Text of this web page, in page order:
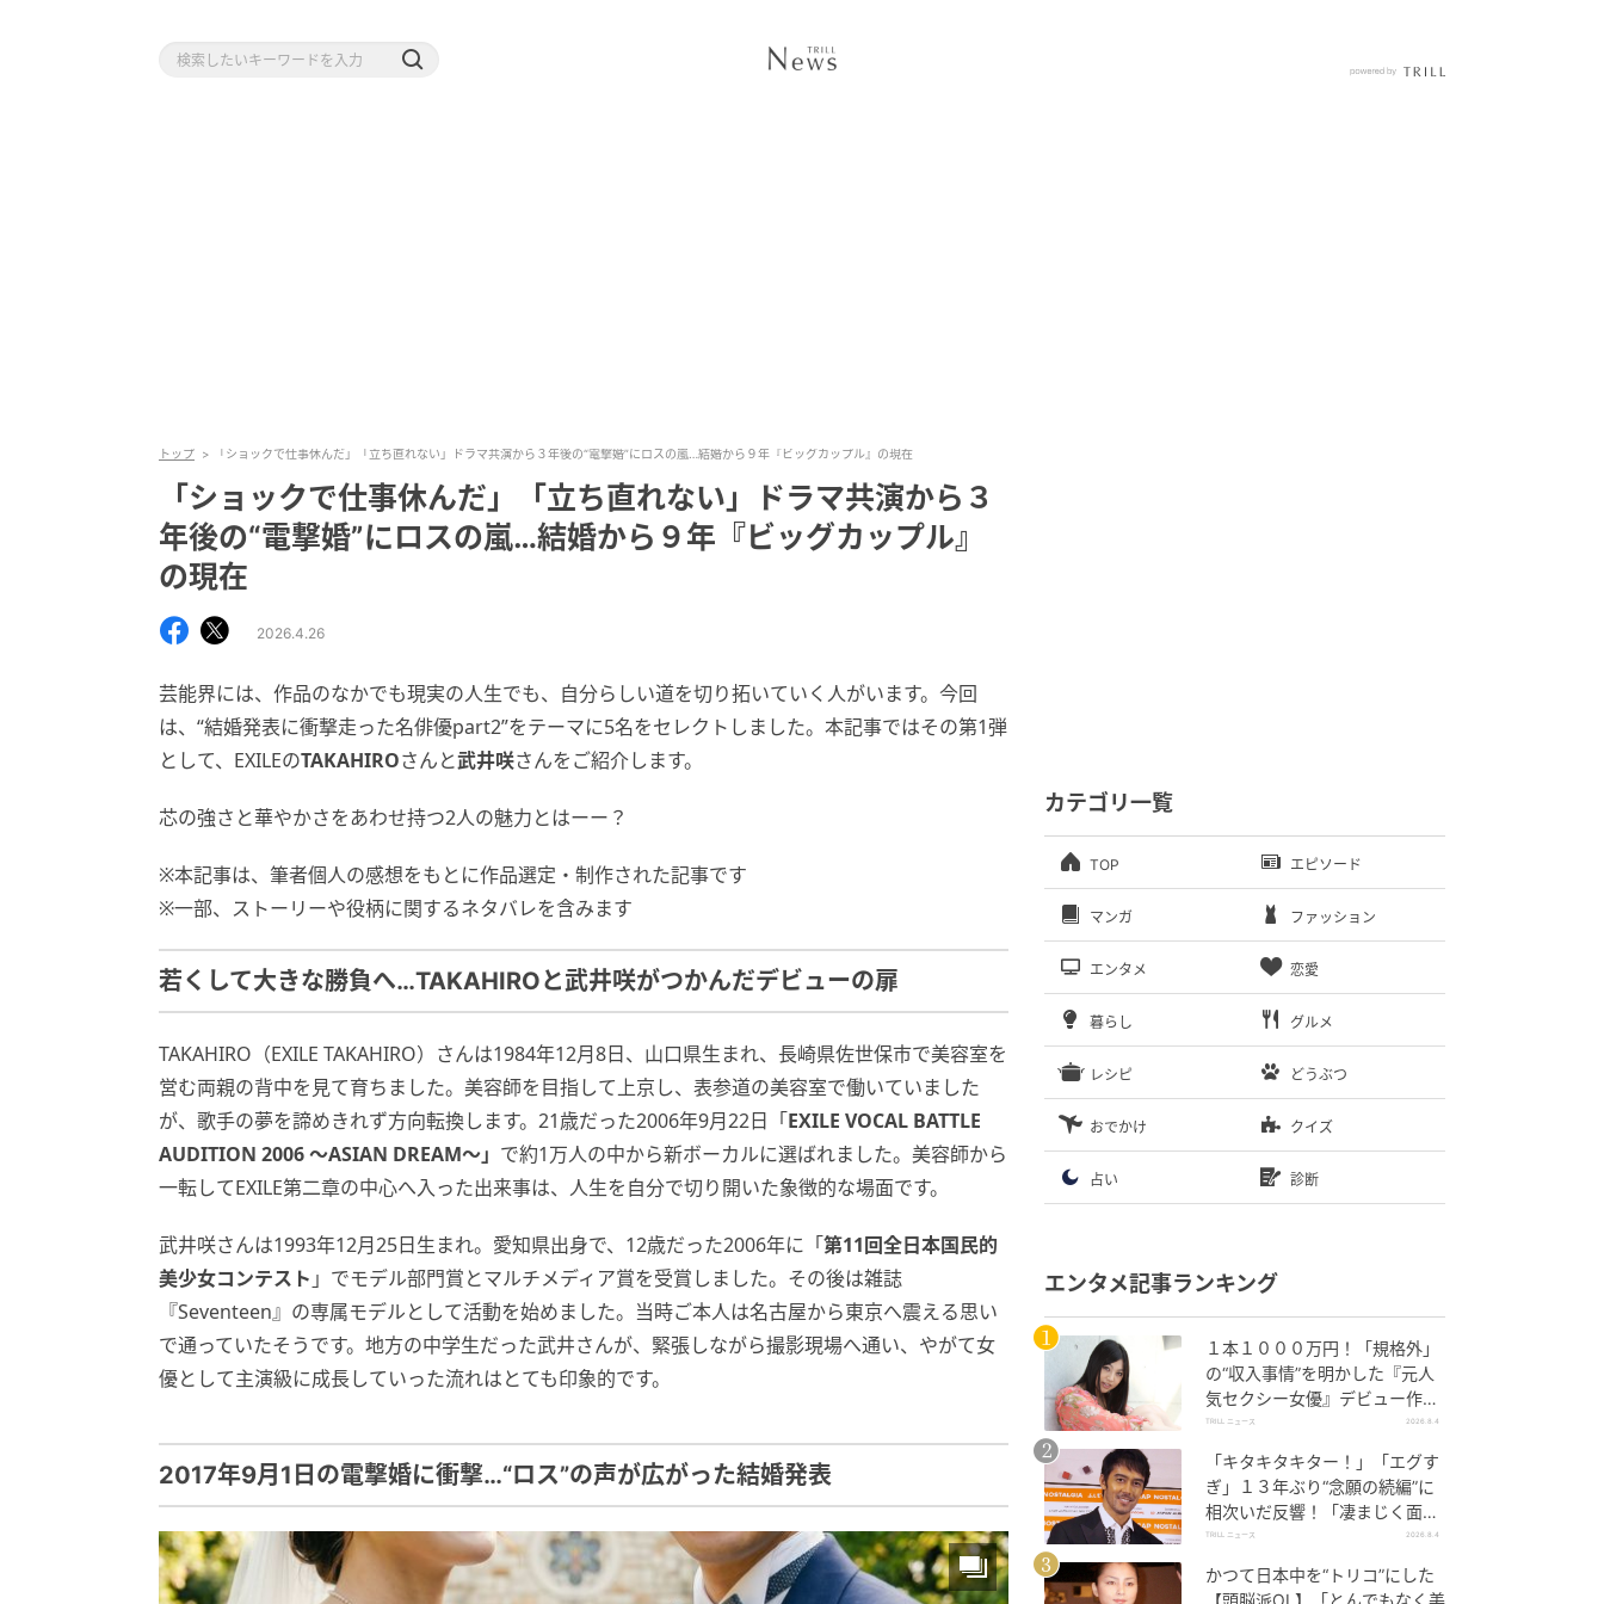
トップ 「ショックで仕事休んだ」「立ち直れない」ドラマ共演から３年後の“電撃婚”にロスの嵐…結婚から９年『ビッグカップル』の現在
「ショックで仕事休んだ」「立ち直れない」ドラマ共演から３
年後の“電撃婚”にロスの嵐…結婚から９年『ビッグカップル』
の現在
2026.4.26
芸能界には、作品のなかでも現実の人生でも、自分らしい道を切り拓いていく人がいます。今回
は、“結婚発表に衝撃走った名俳優part2”をテーマに5名をセレクトしました。本記事ではその第1弾
として、EXILEのTAKAHIROさんと武井咲さんをご紹介します。
芯の強さと華やかさをあわせ持つ2人の魅力とはーー？
※本記事は、筆者個人の感想をもとに作品選定・制作された記事です
※一部、ストーリーや役柄に関するネタバレを含みます
若くして大きな勝負へ…TAKAHIROと武井咲がつかんだデビューの扉
TAKAHIRO（EXILE TAKAHIRO）さんは1984年12月8日、山口県生まれ、長崎県佐世保市で美容室を
営む両親の背中を見て育ちました。美容師を目指して上京し、表参道の美容室で働いていました
が、歌手の夢を諦めきれず方向転換します。21歳だった2006年9月22日「EXILE VOCAL BATTLE
AUDITION 2006～ASIAN DREAM～」 で約1万人の中から新ボーカルに選ばれました。美容師から
一転してEXILE第二章の中心へ入った出来事は、人生を自分で切り開いた象徴的な場面です。
武井咲さんは1993年12月25日生まれ。愛知県出身で、12歳だった2006年に「第11回全日本国民的
美少女コンテスト 」でモデル部門賞とマルチメディア賞を受賞しました。その後は雑誌
『Seventeen』の専属モデルとして活動を始めました。当時ご本人は名古屋から東京へ震える思い
で通っていたそうです。地方の中学生だった武井さんが、緊張しながら撮影現場へ通い、やがて女
優として主演級に成長していった流れはとても印象的です。
2017年9月1日の電撃婚に衝撃…“ロス”の声が広がった結婚発表
カテゴリ一覧
TOP エピソード
マンガ ファッション
エンタメ 恋愛
暮らし グルメ
レシピ どうぶつ
おでかけ クイズ
占い 診断
エンタメ記事ランキング
１本１０００万円！「規格外」
の“収入事情”を明かした『元人
気セクシー女優』デビュー作
が“１０万本”を記録した逸材
TRILL ニュース 2026.8.4
「キタキタキター！」「エグす
ぎ」１３年ぶり“念願の続編”に
相次いだ反響！「凄まじく面白
い」“賞 総なめ”『伝説級ドラ
TRILL ニュース 2026.8.4
かつて日本中を“トリコ”にした
【頭脳派OL】「とんでもなく美